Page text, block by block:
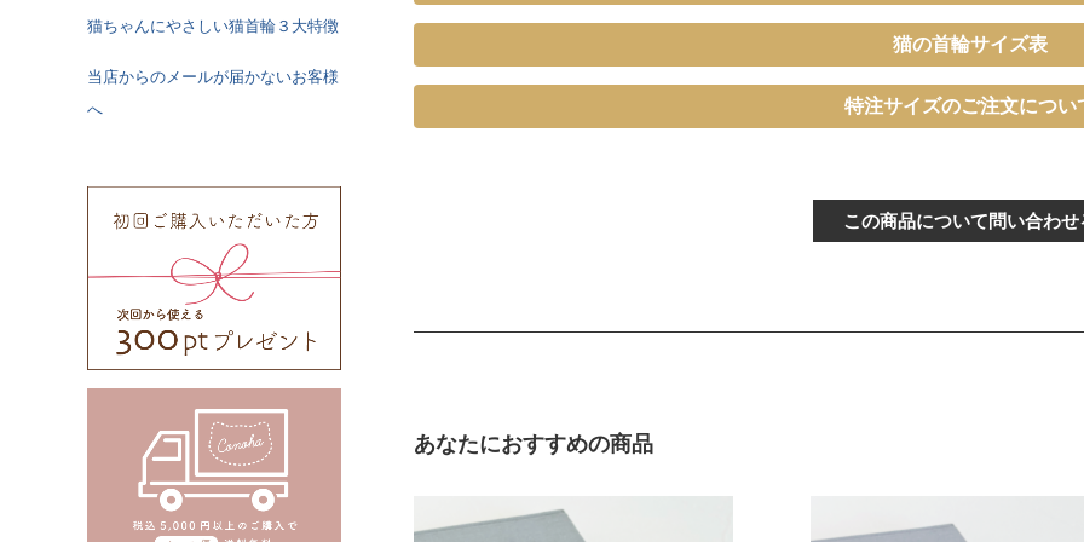
猫の首輪サイズ表
ズ
ぴったり測った首まわり（～
15cm）
首輪サイズ（-5cm
バックルで18～27cm
首輪サイズ（+5cm
ズ
特注サイズのご注文につい
この商品について問い合わせ
あなたにおすすめの商品
猫ちゃんにやさしい猫首輪３大特徴
当店からのメールが届かないお客様
へ